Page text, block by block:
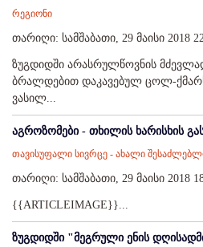
რეგიონი
თარიღი: სამშაბათი, 29 მაისი 2018
ზუგდიდში არასრულწოვნის
ბრალდებით დაკავებულ ცოლ-
ვასილ...
აგროზომები - თხილის ხარისხის
თავისუფალი სივრცე - ახალი
თარიღი: სამშაბათი, 29 მაისი 2018
{{ARTICLEIMAGE}}...
ზუგდიდში "მეგრული ენის